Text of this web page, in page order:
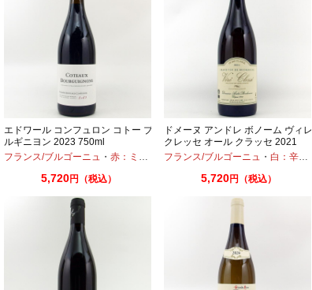
・ピノノワール
エドワール コンフュロン コトー ブ
ルギニヨン 2023 750ml
フランス/ブルゴーニュ ・ 赤：ミディアムボディ ・ガメイ・ピノノワール
5,720円（税込）
ドメーヌ アンドレ ボノーム ヴィレ
クレッセ オール クラッセ 2021
750ml
フランス/ブルゴーニュ ・ 白：辛口
5,720円（税込）